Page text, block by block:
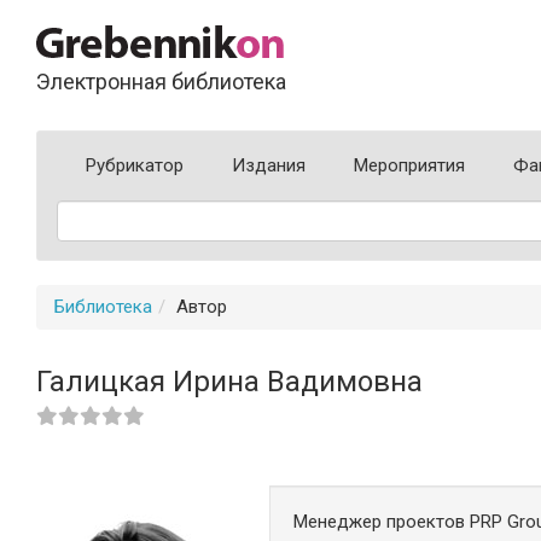
Электронная библиотека
Рубрикатор Издания Мероприятия
Библиотека Автор
Галицкая Ирина Вадимовна
Менеджер проектов PRP